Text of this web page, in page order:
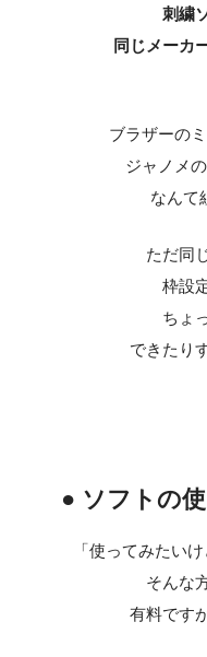
刺繍
同じメーカ
ブラザーの
ジャノメ
なんて
ただ同
枠設
ちょ
できたり
● ソフトの
「使ってみたい
そんな
有料です